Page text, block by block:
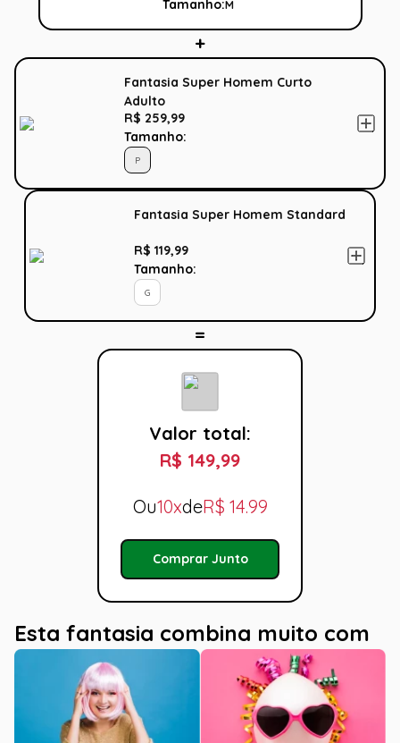
Tamanho:M
Fantasia Super Homem Curto
Adulto
R$ 259,99
Tamanho:
P
Fantasia Super Homem Standard
R$ 119,99
Tamanho:
G
Valor total:
R$ 149,99
Ou10xdeR$ 14.99
Comprar Junto
Esta fantasia combina muito com